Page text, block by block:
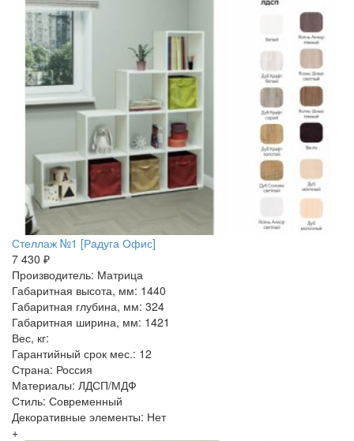
Стеллаж №1 [Радуга Офис]
7 430 ₽
Производитель: Матрица
Габаритная высота, мм: 1440
Габаритная глубина, мм: 324
Габаритная ширина, мм: 1421
Вес, кг:
Гарантийный срок мес.: 12
Страна: Россия
Материалы: ЛДСП/МДФ
Стиль: Современный
Декоративные элементы: Нет
+